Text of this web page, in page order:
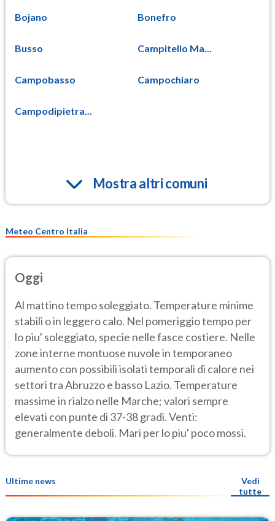
Bojano Bonefro
Busso Campitello Ma...
Campobasso Campochiaro
Campodipietra...
Mostra altri comuni
Meteo Centro Italia
Oggi
Al mattino tempo soleggiato. Temperature minime
stabili o in leggero calo. Nel pomeriggio tempo per
lo piu' soleggiato, specie nelle fasce costiere. Nelle
zone interne montuose nuvole in temporaneo
aumento con possibili isolati temporali di calore nei
settori tra Abruzzo e basso Lazio. Temperature
massime in rialzo nelle Marche; valori sempre
elevati con punte di 37-38 gradi. Venti:
generalmente deboli. Mari per lo piu' poco mossi.
Ultime news
Vedi
tutte